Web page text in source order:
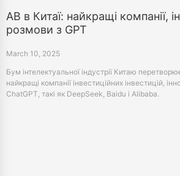
АВ в Китаї: найкращі компанії,
розмови з GPT
March 10, 2025
Бум інтелектуальної індустрії Китаю
найкращі компанії інвестиційних інвестицій,
ChatGPT, такі як DeepSeek, Baidu і Alibaba.